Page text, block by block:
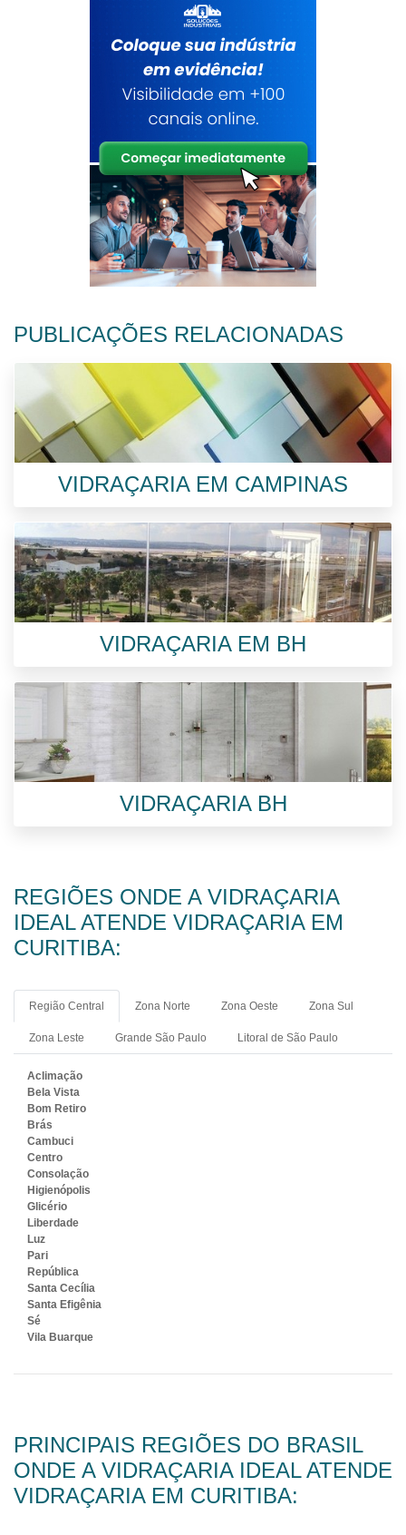
PUBLICAÇÕES RELACIONADAS
VIDRAÇARIA EM CAMPINAS
VIDRAÇARIA EM BH
VIDRAÇARIA BH
REGIÕES ONDE A VIDRAÇARIA
IDEAL ATENDE VIDRAÇARIA EM
CURITIBA:
Região Central Zona Norte Zona Oeste Zona Sul
Zona Leste Grande São Paulo Litoral de São Paulo
Aclimação
Bela Vista
Bom Retiro
Brás
Cambuci
Centro
Consolação
Higienópolis
Glicério
Liberdade
Luz
Pari
República
Santa Cecília
Santa Efigênia
Sé
Vila Buarque
PRINCIPAIS REGIÕES DO BRASIL
ONDE A VIDRAÇARIA IDEAL ATENDE
VIDRAÇARIA EM CURITIBA: